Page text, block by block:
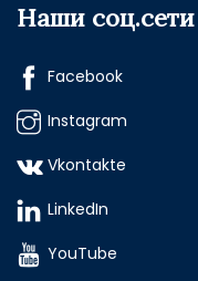
Наши соц.сети
Facebook
Instagram
Vkontakte
LinkedIn
YouTube